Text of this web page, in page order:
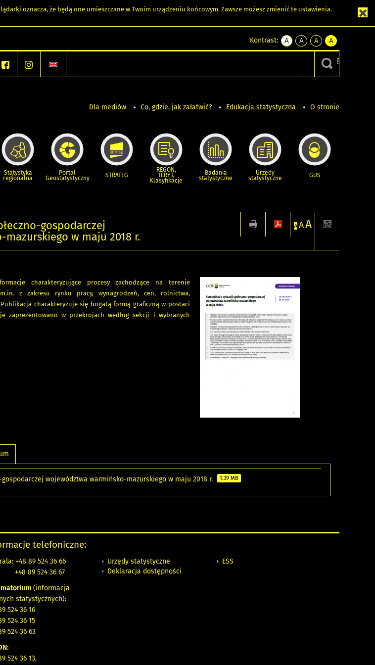
oznacza, że będą one umieszczane w Twoim urządzeniu końcowym. Zawsze możesz zmienić te ustawienia.
Kontrast:
A
kontrast
A
kontrast
czarnym
A
kontrast
żółty
tekst
czarnym
A
kontrast
czarny
tekst
żółtym
Dla mediów Co, gdzie, jak załatwić? Edukacja statystyczna O stronie
Statystyka
regionalna
Portal
Geostatystyczny STRATEG
REGON,
TERYT,
Klasyfikacje
Badania
statystyczne
Urzędy
statystyczne GUS
gospodarczej
w maju 2018 r.
A AA
charakteryzujące procesy zachodzące na terenie
z zakresu rynku pracy, wynagrodzeń, cen, rolnictwa,
charakteryzuje się bogatą formą graficzną w postaci
zaprezentowano w przekrojach według sekcji i wybranych
województwa warmińsko-mazurskiego w maju 2018 r. 1.39 MB
telefoniczne:
+48 89 524 36 66
+48 89 524 36 67
(informacja
statystycznych):
524 36 16
524 36 15
524 36 63
524 36 13,
Urzędy statystyczne
Deklaracja dostępności
ESS